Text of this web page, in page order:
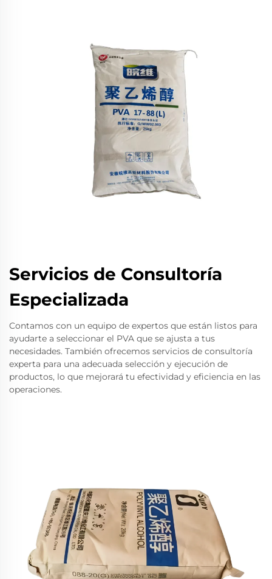
Servicios de Consultoría
Especializada
Contamos con un equipo de expertos que están listos para
ayudarte a seleccionar el PVA que se ajusta a tus
necesidades. También ofrecemos servicios de consultoría
experta para una adecuada selección y ejecución de
productos, lo que mejorará tu efectividad y eficiencia en las
operaciones.